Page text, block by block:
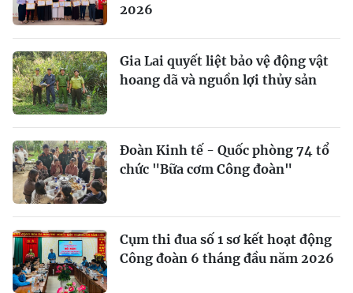
2026
Gia Lai quyết liệt bảo vệ động vật
hoang dã và nguồn lợi thủy sản
Đoàn Kinh tế - Quốc phòng 74 tổ
chức "Bữa cơm Công đoàn"
Cụm thi đua số 1 sơ kết hoạt động
Công đoàn 6 tháng đầu năm 2026